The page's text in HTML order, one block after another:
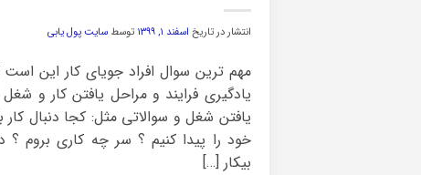
انتشار در تاریخ اسفند ۱, ۱۳۹۹ توسطسایت پول یابی
مهم ترین سوال افراد جویای کار این است
یادگیری فرایند و مراحل یافتن کار و
یافتن شغل و سوالاتی مثل: کجا دنبال
خود را پیدا کنیم ؟ سر چه کاری بروم ؟
بیکار […]